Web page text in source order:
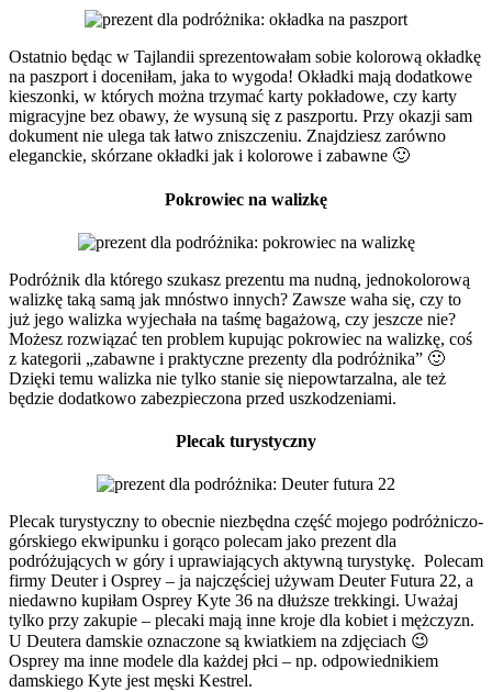
Ostatnio będąc w Tajlandii sprezentowałam sobie kolorową okładkę
na paszport i doceniłam, jaka to wygoda! Okładki mają dodatkowe
kieszonki, w których można trzymać karty pokładowe, czy karty
migracyjne bez obawy, że wysuną się z paszportu. Przy okazji sam
dokument nie ulega tak łatwo zniszczeniu. Znajdziesz zarówno
eleganckie, skórzane okładki jak i kolorowe i zabawne 🙂
Pokrowiec na walizkę
Podróżnik dla którego szukasz prezentu ma nudną, jednokolorową
walizkę taką samą jak mnóstwo innych? Zawsze waha się, czy to
już jego walizka wyjechała na taśmę bagażową, czy jeszcze nie?
Możesz rozwiązać ten problem kupując pokrowiec na walizkę, coś
z kategorii „zabawne i praktyczne prezenty dla podróżnika” 🙂
Dzięki temu walizka nie tylko stanie się niepowtarzalna, ale też
będzie dodatkowo zabezpieczona przed uszkodzeniami.
Plecak turystyczny
Plecak turystyczny to obecnie niezbędna część mojego podróżniczo-
górskiego ekwipunku i gorąco polecam jako prezent dla
podróżujących w góry i uprawiających aktywną turystykę. Polecam
firmy Deuter i Osprey – ja najczęściej używam Deuter Futura 22, a
niedawno kupiłam Osprey Kyte 36 na dłuższe trekkingi. Uważaj
tylko przy zakupie – plecaki mają inne kroje dla kobiet i mężczyzn.
U Deutera damskie oznaczone są kwiatkiem na zdjęciach 😉
Osprey ma inne modele dla każdej płci – np. odpowiednikiem
damskiego Kyte jest męski Kestrel.